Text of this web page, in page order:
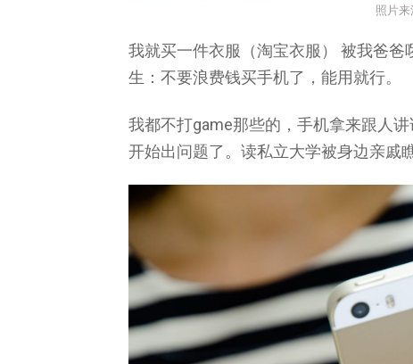
照片来
我就买一件衣服（淘宝衣服） 被我爸
生：不要浪费钱买手机了，能用就行。
我都不打game那些的，手机拿来跟人
开始出问题了。读私立大学被身边亲戚